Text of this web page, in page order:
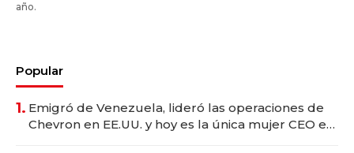
año.
Popular
1. Emigró de Venezuela, lideró las operaciones de
Chevron en EE.UU. y hoy es la única mujer CEO en